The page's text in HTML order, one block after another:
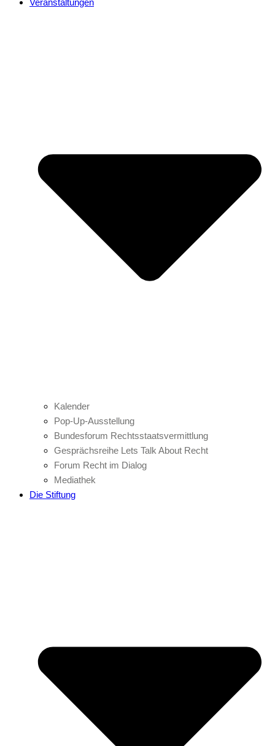
Veranstaltungen
Kalender
Pop-Up-Ausstellung
Bundesforum Rechtsstaatsvermittlung
Gesprächsreihe Lets Talk About Recht
Forum Recht im Dialog
Mediathek
Die Stiftung